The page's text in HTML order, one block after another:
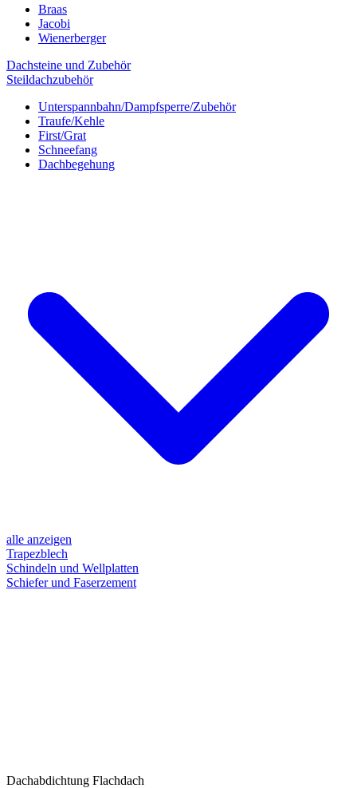
Braas
Jacobi
Wienerberger
Dachsteine und Zubehör
Steildachzubehör
Unterspannbahn/Dampfsperre/Zubehör
Traufe/Kehle
First/Grat
Schneefang
Dachbegehung
alle anzeigen
Trapezblech
Schindeln und Wellplatten
Schiefer und Faserzement
Dachabdichtung Flachdach